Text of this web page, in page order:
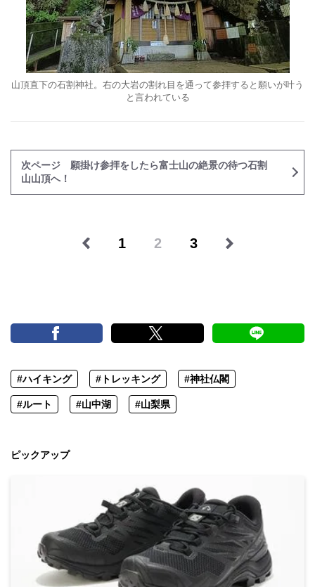
山頂直下の石割神社。右の大岩の割れ目を通って参拝すると願いが叶う
と言われている
次ページ 願掛け参拝をしたら富士山の絶景の待つ石割
山山頂へ！
1 2 3
#ハイキング #トレッキング #神社仏閣
#ルート #山中湖 #山梨県
ピックアップ